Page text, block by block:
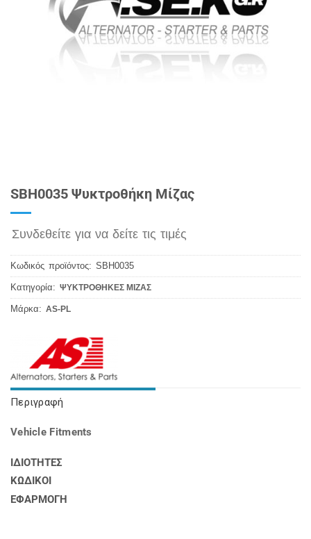
SBH0035 Ψυκτροθήκη Μίζας
Συνδεθείτε για να δείτε τις τιμές
Κωδικός προϊόντος: SBH0035
Κατηγορία: ΨΥΚΤΡΟΘΗΚΕΣ ΜΙΖΑΣ
Μάρκα: AS-PL
Περιγραφή
Vehicle Fitments
ΙΔΙΟΤΗΤΕΣ
ΚΩΔΙΚΟΙ
ΕΦΑΡΜΟΓΗ